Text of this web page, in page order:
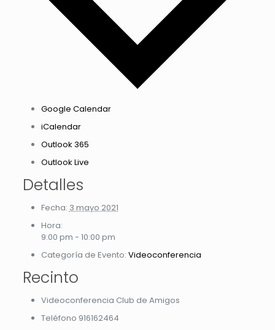
Google Calendar
iCalendar
Outlook 365
Outlook Live
Detalles
Fecha: 3 mayo 2021
Hora:
9:00 pm - 10:00 pm
Categoría de Evento: Videoconferencia
Recinto
Videoconferencia Club de Amigos
Teléfono 916162464